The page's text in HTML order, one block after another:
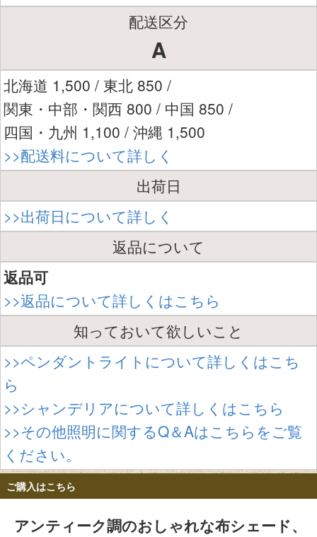
配送区分
A
北海道 1,500 / 東北 850 /
関東・中部・関西 800 / 中国 850 /
四国・九州 1,100 / 沖縄 1,500
>>配送料について詳しく
出荷日
>>出荷日について詳しく
返品について
返品可
>>返品について詳しくはこちら
知っておいて欲しいこと
>>ペンダントライトについて詳しくはこち
ら
>>シャンデリアについて詳しくはこちら
>>その他照明に関するQ＆Aはこちらをご覧
ください。
ご購入はこちら
アンティーク調のおしゃれな布シェード、